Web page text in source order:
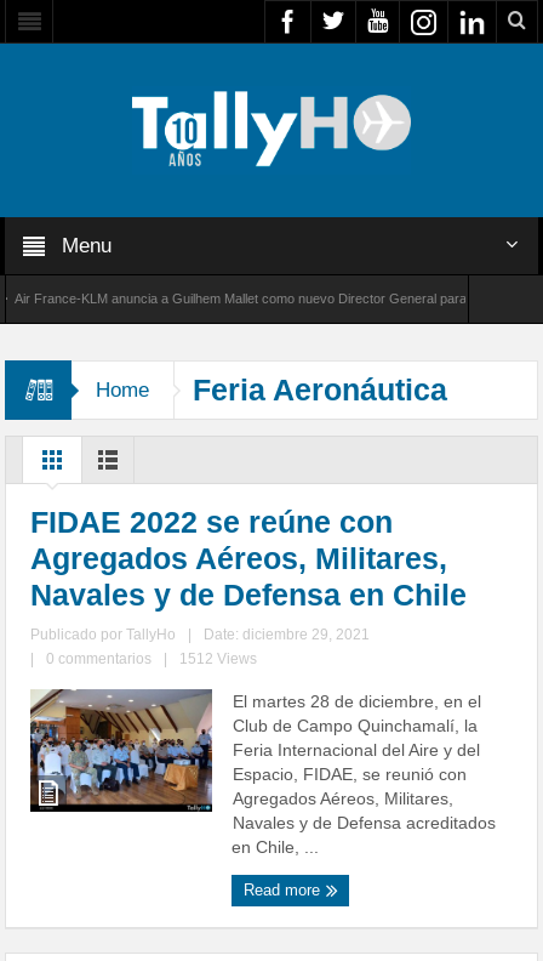
Menu
France-KLM anuncia a Guilhem Mallet como nuevo Director General para América Latina
Home Feria Aeronáutica
FIDAE 2022 se reúne con
Agregados Aéreos, Militares,
Navales y de Defensa en Chile
Publicado porTallyHo
Date: diciembre 29, 2021
0 commentarios 1512 Views
El martes 28 de diciembre, en el
Club de Campo Quinchamalí, la
Feria Internacional del Aire y del
Espacio, FIDAE, se reunió con
Agregados Aéreos, Militares,
Navales y de Defensa acreditados
en Chile, ...
Read more